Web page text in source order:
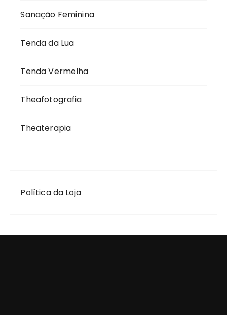
Sanação Feminina
Tenda da Lua
Tenda Vermelha
Theafotografia
Theaterapia
Política da Loja